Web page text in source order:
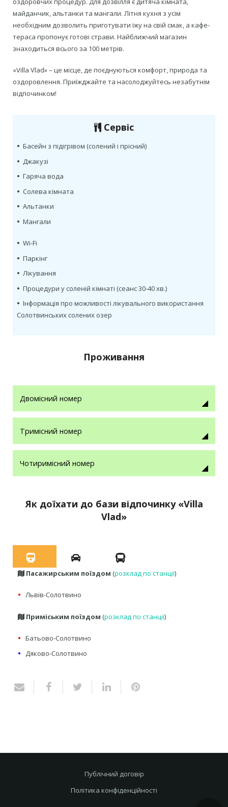
майданчик, альтанки та мангали. Літня кухня з усім
необхідним дозволить приготувати їжу на свій смак, а кафе-
тераса пропонує готові страви. Найближчий магазин
знаходиться всього за 100 метрів.
«Villa Vlad» – це місце, де поєднуються комфорт, природа та
оздоровлення. Приїжджайте та насолоджуйтесь незабутнім
відпочинком!
Сервіс
• Басейн з підігрівом (солений і прісний)
• Джакузі
• Гаряча вода
• Солева кімната
• Альтанки
• Мангали
• Wi-Fi
• Паркінг
• Лікування
• Процедури у соленій кімнаті (сеанс 30-40 хв.)
• Інформація про можливості лікувального використання
Солотвинських солених озер
Проживання
Двомісний номер
Тримісний номер
Чотиримісний номер
Як доїхати до бази відпочинку «Villa
Vlad»
Пасажирським поїздом (розклад по станції)
• Львів-Солотвино
Приміським поїздом (розклад по станції)
• Батьово-Солотвино
• Дяково-Солотвино
Публічний договір
Політика конфіденційності